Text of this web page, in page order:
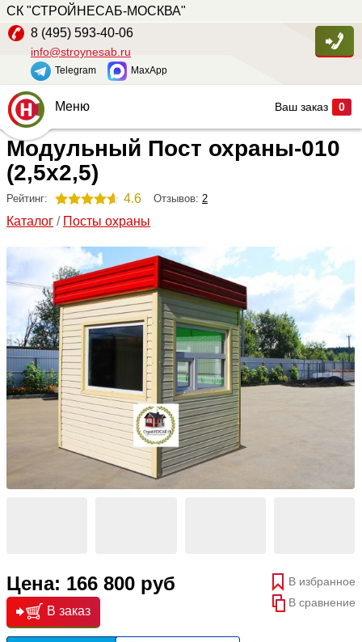
СК "СТРОЙНЕСАБ-МОСКВА"
8 (495) 593-40-06
info@stroynesab.ru
Telegram MaxApp
Ваш заказ 0
Главная
Каталог
Услуги
Наши работы
Сопутствующие товары
О компании
Контакты
Меню
Модульный Пост охраны-010
(2,5х2,5)
Рейтинг: 4.6 Отзывов: 2
Каталог / Посты охраны
Цена: 166 800 руб
В избранное
В сравнение
В заказ